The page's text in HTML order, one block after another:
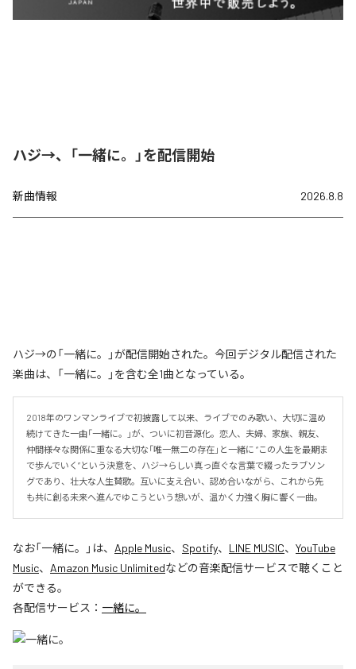
ハジ→、「一緒に。」を配信開始
新曲情報 2026.8.8
ハジ→の「一緒に。」が配信開始された。今回デジタル配信された
楽曲は、「一緒に。」を含む全1曲となっている。
2018年のワンマンライブで初披露して以来、ライブでのみ歌い、大切に温め
続けてきた一曲「一緒に。」が、ついに初音源化。恋人、夫婦、家族、親友、
仲間――様々な関係に重なる大切な「唯一無二の存在」と一緒に “この人生を最期ま
で歩んでいく”という決意を、ハジ→らしい真っ直ぐな言葉で綴ったラブソン
グであり、壮大な人生賛歌。互いに支え合い、認め合いながら、これから先
も共に創る未来へ進んでゆこうという想いが、温かく力強く胸に響く一曲。
なお「一緒に。 」は、 Apple Music、 Spotify、 LINE MUSIC、 YouTube
Music、 Amazon Music Unlimitedなどの音楽配信サービスで聴くこと
ができる。
各配信サービス： 一緒に。